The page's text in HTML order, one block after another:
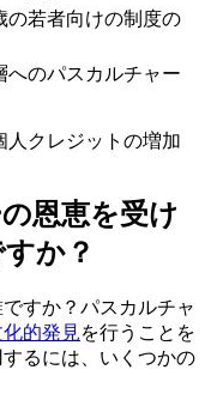
の若者向けの制度の
へのパスカルチャー
人クレジットの増加
恩恵を受け
か？
すか？パスカルチャ
化的発見を行うことを
るには、いくつかの